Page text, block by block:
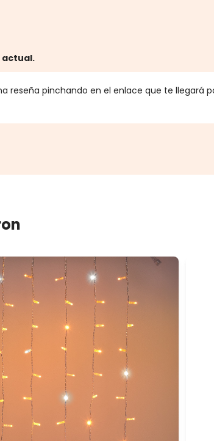
actual.
reseña pinchando en el enlace que te llegará